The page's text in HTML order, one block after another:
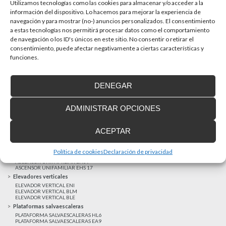
Utilizamos tecnologías como las cookies para almacenar y/o acceder a la
información del dispositivo. Lo hacemos para mejorar la experiencia de
navegación y para mostrar (no-) anuncios personalizados. El consentimiento
a estas tecnologías nos permitirá procesar datos como el comportamiento
de navegación o los ID's únicos en este sitio. No consentir o retirar el
consentimiento, puede afectar negativamente a ciertas características y
funciones.
ACEPTAR
DENEGAR
ADMINISTRAR OPCIONES
Política de cookiesDeclaración de privacidad
En la última década la accesibilidad universal se ha
convertido en una prioridad para...
Financiación a medida
Proyecto cofinanzado por el Fondo Europeo de Desarrollo Regional
ELEVADOR UNIFAMILIAR EHP 05
ASCENSOR UNIFAMILIAR EHS 17
Elevadores verticales
ELEVADOR VERTICAL ENI
ELEVADOR VERTICAL BLM
ELEVADOR VERTICAL BLE
Plataformas salvaescaleras
PLATAFORMA SALVAESCALERAS HL6
PLATAFORMA SALVAESCALERAS EA9